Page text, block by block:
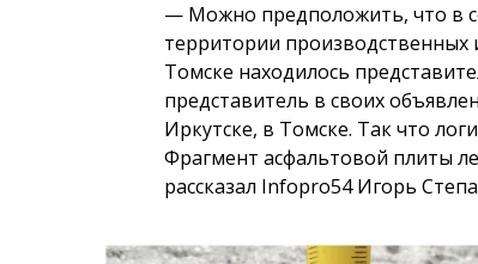
— Можно предположить, что в
территории
Томске находилось
представитель в своих
Иркутске, в Томске. Так что
Фрагмент асфальтовой плиты
рассказал Infopro54 Игорь